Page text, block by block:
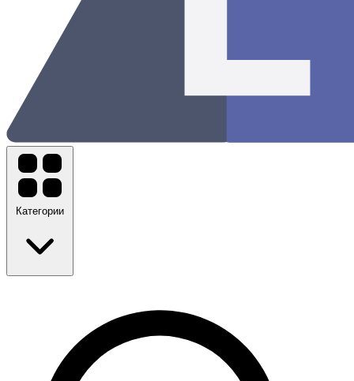
Категории